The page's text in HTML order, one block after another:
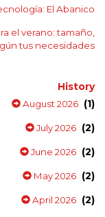
El Abanico
el verano: tamaño,
tus necesidades
History
August 2026 (1)
July 2026 (2)
June 2026 (2)
May 2026 (2)
April 2026 (2)